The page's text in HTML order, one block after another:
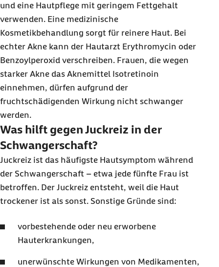
und eine Hautpflege mit geringem Fettgehalt
verwenden. Eine medizinische
Kosmetikbehandlung sorgt für reinere Haut. Bei
echter Akne kann der Hautarzt Erythromycin oder
Benzoylperoxid verschreiben. Frauen, die wegen
starker Akne das Aknemittel Isotretinoin
einnehmen, dürfen aufgrund der
fruchtschädigenden Wirkung nicht schwanger
werden.
Was hilft gegen Juckreiz in der
Schwangerschaft?
Juckreiz ist das häufigste Hautsymptom während
der Schwangerschaft – etwa jede fünfte Frau ist
betroffen. Der Juckreiz entsteht, weil die Haut
trockener ist als sonst. Sonstige Gründe sind:
vorbestehende oder neu erworbene
Hauterkrankungen,
unerwünschte Wirkungen von Medikamenten,